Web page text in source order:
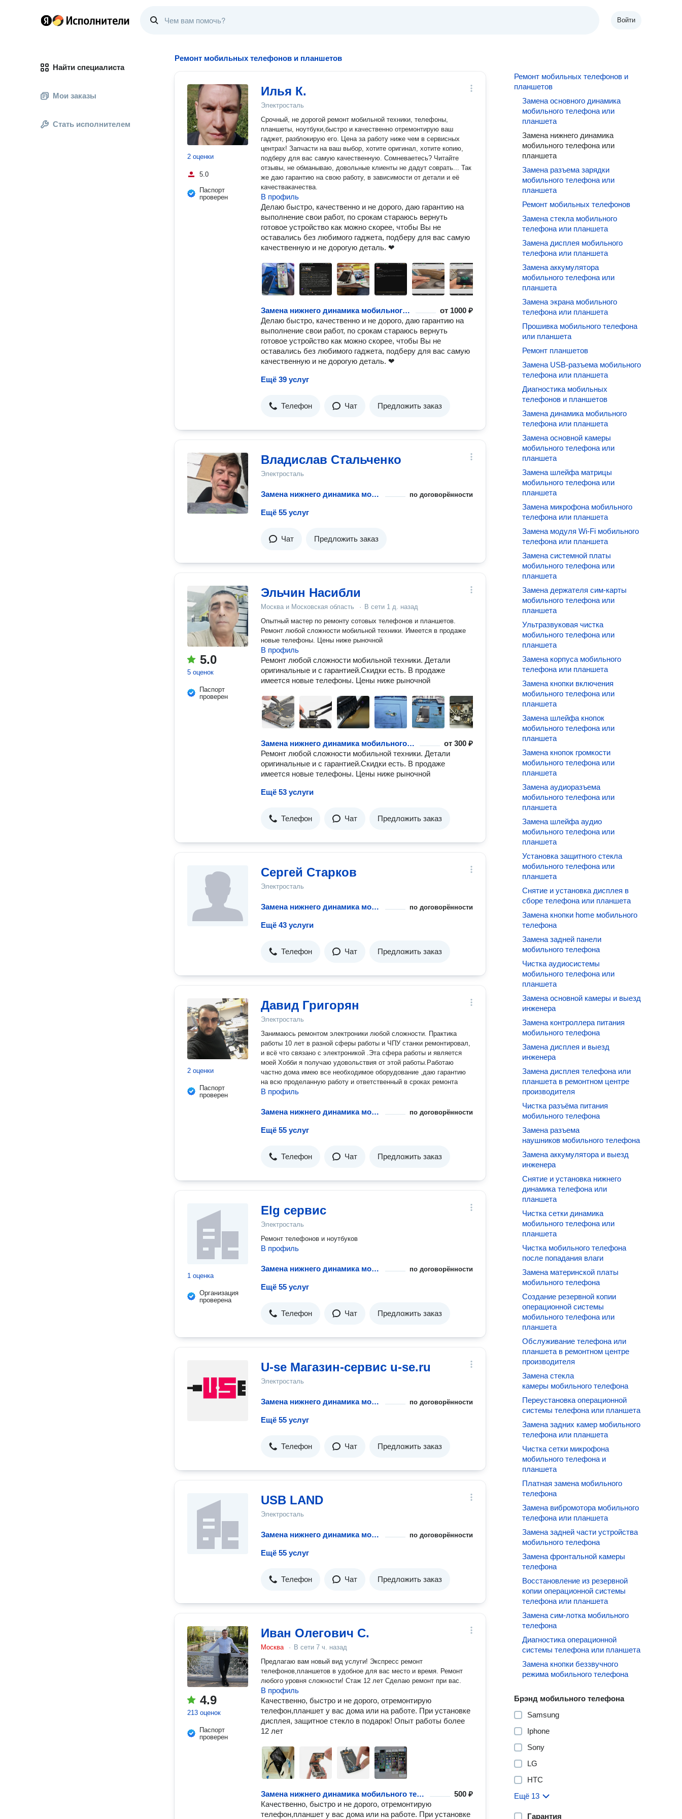
Войти
Найти специалиста
Мои заказы
Стать исполнителем
Ремонт мобильных телефонов и планшетов
2 оценки
5.0
Паспорт
проверен
Илья К.
Электросталь
Срочный, не дорогой ремонт мобильной техники, телефоны,
планшеты, ноутбуки,быстро и качественно отремонтирую ваш
гаджет, разблокирую его. Цена за работу ниже чем в сервисных
центрах! Запчасти на ваш выбор, хотите оригинал, хотите копию,
подберу для вас самую качественную. Сомневаетесь? Читайте
отзывы, не обманываю, довольные клиенты не дадут соврать... Так
же даю гарантию на свою работу, в зависимости от детали и её
качествакачества.
В профиль
Делаю быстро, качественно и не дорого, даю гарантию на
выполнение свои работ, по срокам стараюсь вернуть
готовое устройство как можно скорее, чтобы Вы не
оставались без любимого гаджета, подберу для вас самую
качественную и не дорогую деталь. ❤
Замена нижнего динамика мобильного телефона или планшета от 1000 ₽
Делаю быстро, качественно и не дорого, даю гарантию на
выполнение свои работ, по срокам стараюсь вернуть
готовое устройство как можно скорее, чтобы Вы не
оставались без любимого гаджета, подберу для вас самую
качественную и не дорогую деталь. ❤
Ещё 39 услуг
Телефон Чат Предложить заказ
Владислав Стальченко
Электросталь
Замена нижнего динамика мобильного телефона или планшета по договорённости
Ещё 55 услуг
Чат Предложить заказ
5.0
5 оценок
Паспорт
проверен
Эльчин Насибли
Москва и Московская область · В сети 1 д. назад
Опытный мастер по ремонту сотовых телефонов и планшетов.
Ремонт любой сложности мобильной техники. Имеется в продаже
новые телефоны. Цены ниже рыночной
В профиль
Ремонт любой сложности мобильной техники. Детали
оригинальные и с гарантией.Скидки есть. В продаже
имеется новые телефоны. Цены ниже рыночной
Замена нижнего динамика мобильного телефона или планшета от300 ₽
Ремонт любой сложности мобильной техники. Детали
оригинальные и с гарантией.Скидки есть. В продаже
имеется новые телефоны. Цены ниже рыночной
Ещё 53 услуги
Телефон Чат Предложить заказ
Сергей Старков
Электросталь
Замена нижнего динамика мобильного телефона или планшета по договорённости
Ещё 43 услуги
Телефон Чат Предложить заказ
2 оценки
Паспорт
проверен
Давид Григорян
Электросталь
Занимаюсь ремонтом электроники любой сложности. Практика
работы 10 лет в разной сферы работы и ЧПУ станки ремонтировал,
и всё что связано с электроникой .Эта сфера работы и является
моей Хобби я получаю удовольствия от этой работы.Работаю
частно дома имею все необходимое оборудование ,даю гарантию
на всю проделанную работу и ответственный в сроках ремонта
В профиль
Замена нижнего динамика мобильного телефона или планшета по договорённости
Ещё 55 услуг
Телефон Чат Предложить заказ
1 оценка
Организация
проверена
Elg сервис
Электросталь
Ремонт телефонов и ноутбуков
В профиль
Замена нижнего динамика мобильного телефона или планшета по договорённости
Ещё 55 услуг
Телефон Чат Предложить заказ
U-se Магазин-сервис u-se.ru
Электросталь
Замена нижнего динамика мобильного телефона или планшета по договорённости
Ещё 55 услуг
Телефон Чат Предложить заказ
USB LAND
Электросталь
Замена нижнего динамика мобильного телефона или планшета по договорённости
Ещё 55 услуг
Телефон Чат Предложить заказ
4.9
213 оценок
Паспорт
проверен
Иван Олегович С.
Москва · В сети 7 ч. назад
Предлагаю вам новый вид услуги! Экспресс ремонт
телефонов,планшетов в удобное для вас место и время. Ремонт
любого уровня сложности! Стаж 12 лет Сделаю ремонт при вас.
В профиль
Качественно, быстро и не дорого, отремонтирую
телефон,планшет у вас дома или на работе. При установке
дисплея, защитное стекло в подарок! Опыт работы более
12 лет
Замена нижнего динамика мобильного телефона или планшета
500 ₽
Качественно, быстро и не дорого, отремонтирую
телефон,планшет у вас дома или на работе. При установке
Ремонт мобильных телефонов и
планшетов
Замена основного динамика
мобильного телефона или
планшета
Замена нижнего динамика
мобильного телефона или
планшета
Замена разъема зарядки
мобильного телефона или
планшета
Ремонт мобильных телефонов
Замена стекла мобильного
телефона или планшета
Замена дисплея мобильного
телефона или планшета
Замена аккумулятора
мобильного телефона или
планшета
Замена экрана мобильного
телефона или планшета
Прошивка мобильного телефона
или планшета
Ремонт планшетов
Замена USB-разъема мобильного
телефона или планшета
Диагностика мобильных
телефонов и планшетов
Замена динамика мобильного
телефона или планшета
Замена основной камеры
мобильного телефона или
планшета
Замена шлейфа матрицы
мобильного телефона или
планшета
Замена микрофона мобильного
телефона или планшета
Замена модуля Wi-Fi мобильного
телефона или планшета
Замена системной платы
мобильного телефона или
планшета
Замена держателя сим-карты
мобильного телефона или
планшета
Ультразвуковая чистка
мобильного телефона или
планшета
Замена корпуса мобильного
телефона или планшета
Замена кнопки включения
мобильного телефона или
планшета
Замена шлейфа кнопок
мобильного телефона или
планшета
Замена кнопок громкости
мобильного телефона или
планшета
Замена аудиоразъема
мобильного телефона или
планшета
Замена шлейфа аудио
мобильного телефона или
планшета
Установка защитного стекла
мобильного телефона или
планшета
Снятие и установка дисплея в
сборе телефона или планшета
Замена кнопки home мобильного
телефона
Замена задней панели
мобильного телефона
Чистка аудиосистемы
мобильного телефона или
планшета
Замена основной камеры и выезд
инженера
Замена контроллера питания
мобильного телефона
Замена дисплея и выезд
инженера
Замена дисплея телефона или
планшета в ремонтном центре
производителя
Чистка разъёма питания
мобильного телефона
Замена разъема
наушников мобильного телефона
Замена аккумулятора и выезд
инженера
Снятие и установка нижнего
динамика телефона или
планшета
Чистка сетки динамика
мобильного телефона или
планшета
Чистка мобильного телефона
после попадания влаги
Замена материнской платы
мобильного телефона
Создание резервной копии
операционной системы
мобильного телефона или
планшета
Обслуживание телефона или
планшета в ремонтном центре
производителя
Замена стекла
камеры мобильного телефона
Переустановка операционной
системы телефона или планшета
Замена задних камер мобильного
телефона или планшета
Чистка сетки микрофона
мобильного телефона и
планшета
Платная замена мобильного
телефона
Замена вибромотора мобильного
телефона или планшета
Замена задней части устройства
мобильного телефона
Замена фронтальной камеры
телефона
Восстановление из резервной
копии операционной системы
телефона или планшета
Замена сим-лотка мобильного
телефона
Диагностика операционной
системы телефона или планшета
Замена кнопки беззвучного
режима мобильного телефона
Брэнд мобильного телефона
Samsung
Iphone
Sony
LG
HTC
Ещё 13
Гарантия